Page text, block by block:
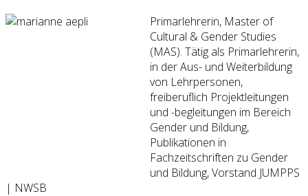
Primarlehrerin, Master of
Cultural & Gender Studies
(MAS). Tätig als Primarlehrerin,
in der Aus- und Weiterbildung
von Lehrpersonen,
freiberuflich Projektleitungen
und -begleitungen im Bereich
Gender und Bildung,
Publikationen in
Fachzeitschriften zu Gender
und Bildung, Vorstand JUMPPS
| NWSB